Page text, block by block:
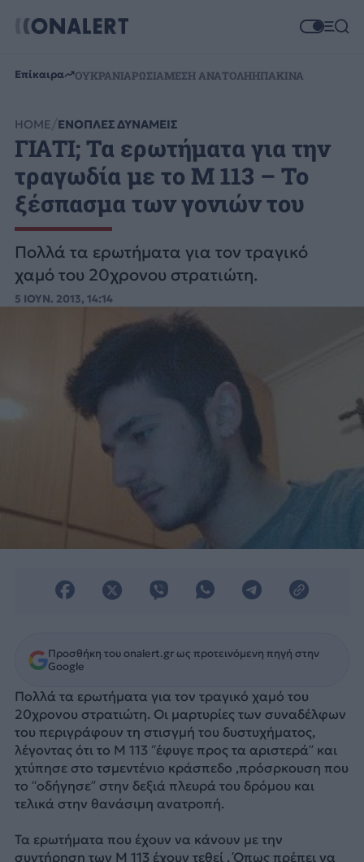
Επίκαιρα ΟΥΚΡΑΝΙΑΡΩΣΙΑΜΕΣΗ ΑΝΑΤΟΛΗΗΠΑΚΙΝΑ
HOME ΕΝΟΠΛΕΣ ΔΥΝΑΜΕΙΣ
ΓΙΑΤΙ; Τα ερωτήματα για την
τραγωδία με το Μ 113 – Το
ξέσπασμα των γονιών του
Πολλά τα ερωτήματα για τον τραγικό
χαμό του 20χρονου στρατιώτη.
5 ΙΟΥΝ. 2013, 14:14
Προσθήκη του onalert.gr ως προτεινόμενη πηγή στην
Google
Πολλά τα ερωτήματα για τον τραγικό χαμό του
20χρονου στρατιώτη. Οι μαρτυρίες των συναδέλφων
του περιγράφουν τη στισγμή του δυστυχήματος,
λέγοντας ότι το M 113 “έφυγε προς τα αριστερά” και
χτύπησε στο τσμεντένιο κράσπεδο ,πρόσρκουση που
το “οδήγησε” στην δεξιά πλευρά του δρόμου και
τελικά στην θανάσιμη ανατροπή.
Τα ερωτήματα που έχουν να κάνουν με την
συντήρηση των Μ 113 έχουν τεθεί . Όπως πρέπει να